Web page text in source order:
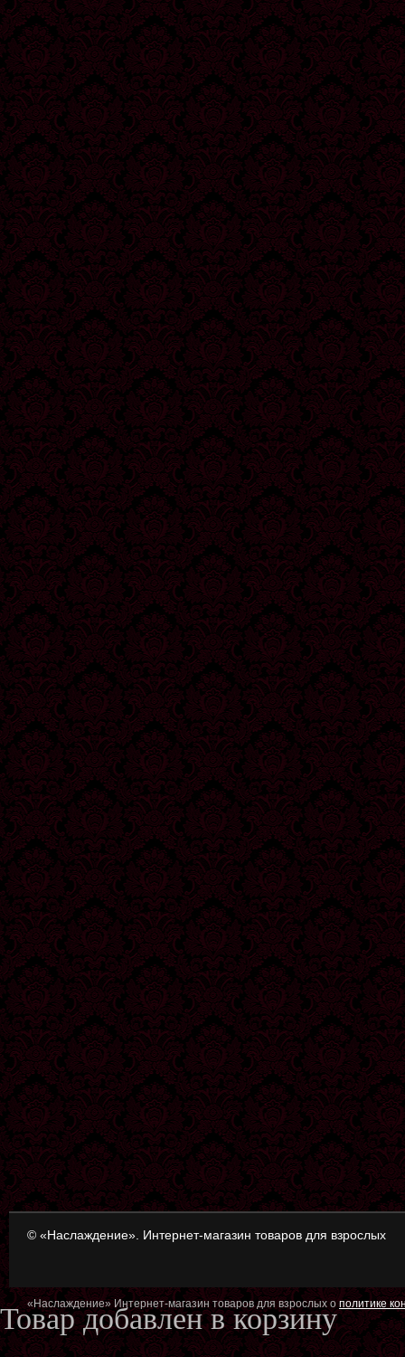
© «Наслаждение». Интернет-магазин товаров для взрослых
«Наслаждение» Интернет-магазин товаров для взрослых ополитике
Товар добавлен в корзину